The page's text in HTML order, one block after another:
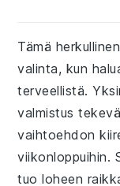
Tämä
valinta, kun
terveellistä.
valmistus
vaihtoehdon
viikonloppuihin.
tuo loheen